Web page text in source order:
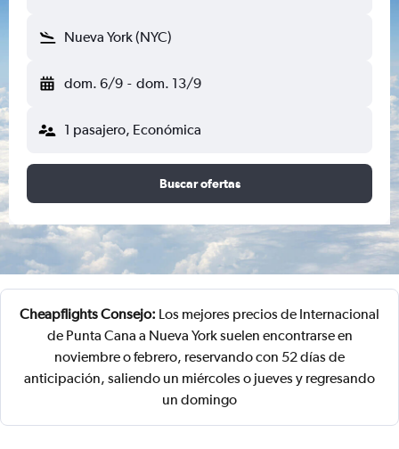
Nueva York (NYC)
dom. 6/9 - dom. 13/9
1 pasajero, Económica
Buscar ofertas
Cheapflights Consejo: Los mejores precios de Internacional
de Punta Cana a Nueva York suelen encontrarse en
noviembre o febrero, reservando con 52 días de
anticipación, saliendo un miércoles o jueves y regresando
un domingo